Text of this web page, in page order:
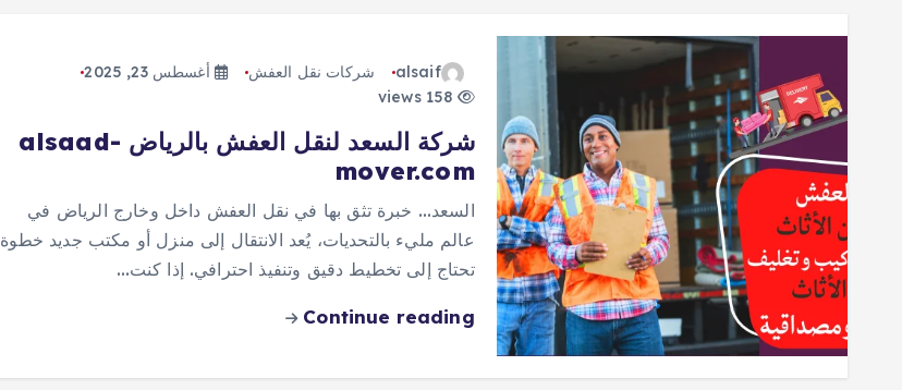
alsaif شركات نقل العفش
أغسطس 23, 2025
شركة السعد لنقل العفش بالرياض alsaad-
mover.com
السعد… خبرة تثق بها في نقل العفش داخل وخارج الرياض في
عالم مليء بالتحديات، يُعد الانتقال إلى منزل أو مكتب جديد خطوة
تحتاج إلى تخطيط دقيق وتنفيذ احترافي. إذا كنت…
Continue reading